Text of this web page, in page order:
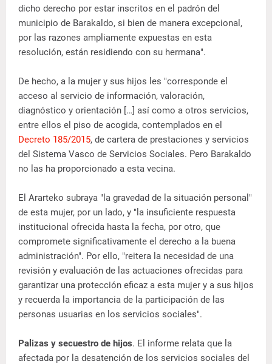
dicho derecho por estar inscritos en el padrón del
municipio de Barakaldo, si bien de manera excepcional,
por las razones ampliamente expuestas en esta
resolución, están residiendo con su hermana".
De hecho, a la mujer y sus hijos les "corresponde el
acceso al servicio de información, valoración,
diagnóstico y orientación […] así como a otros servicios,
entre ellos el piso de acogida, contemplados en el
Decreto 185/2015, de cartera de prestaciones y servicios
del Sistema Vasco de Servicios Sociales. Pero Barakaldo
no las ha proporcionado a esta vecina.
El Ararteko subraya "la gravedad de la situación personal"
de esta mujer, por un lado, y "la insuficiente respuesta
institucional ofrecida hasta la fecha, por otro, que
compromete significativamente el derecho a la buena
administración". Por ello, "reitera la necesidad de una
revisión y evaluación de las actuaciones ofrecidas para
garantizar una protección eficaz a esta mujer y a sus hijos
y recuerda la importancia de la participación de las
personas usuarias en los servicios sociales".
Palizas y secuestro de hijos. El informe relata que la
afectada por la desatención de los servicios sociales del